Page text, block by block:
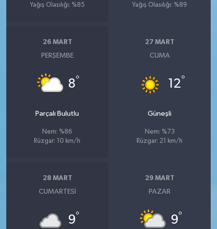
Yağış Olasılığı: %85
Yağış Olasılığı: %89
26 MART
PERŞEMBE
8°
Parçalı Bulutlu
Nem: %86
Rüzgar: 10 km/h
27 MART
CUMA
12°
Güneşli
Nem: %73
Rüzgar: 21 km/h
28 MART
CUMARTESI
9°
29 MART
PAZAR
9°